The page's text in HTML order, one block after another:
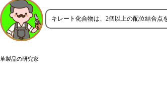
革製品の研究家
キレート化合物は、2個以上の配位結合点